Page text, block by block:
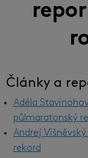
Články a
Adéla
půlmaratonský
Andrej
rekord